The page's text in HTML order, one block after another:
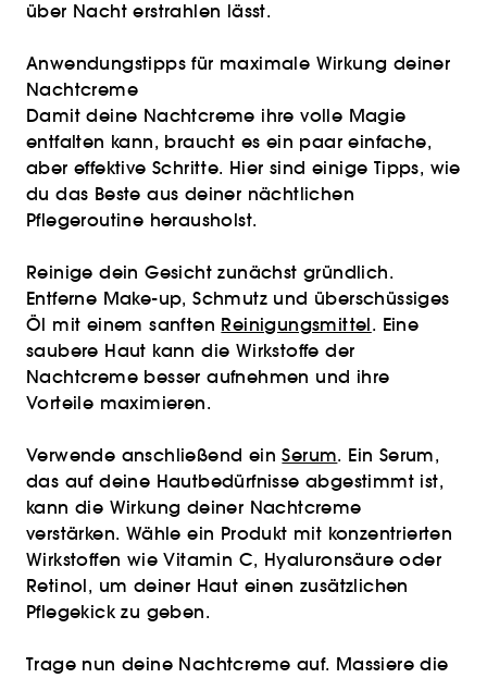
über Nacht erstrahlen lässt.
Anwendungstipps für maximale Wirkung deiner
Nachtcreme
Damit deine Nachtcreme ihre volle Magie
entfalten kann, braucht es ein paar einfache,
aber effektive Schritte. Hier sind einige Tipps, wie
du das Beste aus deiner nächtlichen
Pflegeroutine herausholst.
Reinige dein Gesicht zunächst gründlich.
Entferne Make-up, Schmutz und überschüssiges
Öl mit einem sanften Reinigungsmittel. Eine
saubere Haut kann die Wirkstoffe der
Nachtcreme besser aufnehmen und ihre
Vorteile maximieren.
Verwende anschließend einSerum. Ein Serum,
das auf deine Hautbedürfnisse abgestimmt ist,
kann die Wirkung deiner Nachtcreme
verstärken. Wähle ein Produkt mit konzentrierten
Wirkstoffen wie Vitamin C, Hyaluronsäure oder
Retinol, um deiner Haut einen zusätzlichen
Pflegekick zu geben.
Trage nun deine Nachtcreme auf. Massiere die